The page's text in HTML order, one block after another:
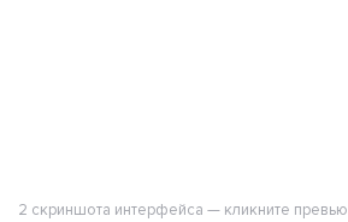
2 скриншота интерфейса — кликните превью